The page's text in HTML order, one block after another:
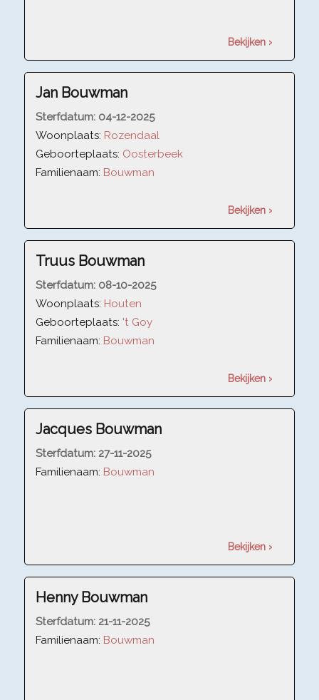
Bekijken ›
Jan Bouwman
Sterfdatum: 04-12-2025
Woonplaats: Rozendaal
Geboorteplaats: Oosterbeek
Familienaam: Bouwman
Bekijken ›
Truus Bouwman
Sterfdatum: 08-10-2025
Woonplaats: Houten
Geboorteplaats: 't Goy
Familienaam: Bouwman
Bekijken ›
Jacques Bouwman
Sterfdatum: 27-11-2025
Familienaam: Bouwman
Bekijken ›
Henny Bouwman
Sterfdatum: 21-11-2025
Familienaam: Bouwman